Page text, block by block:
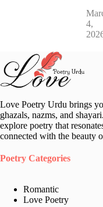
4,
Love Poetry Urdu brings
ghazals, nazms, and
explore poetry that
connected with the beauty
Poetry Categories
Romantic
Love Poetry